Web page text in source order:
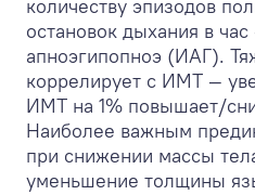
количеству эпизодов
остановок дыхания в
апноэгипопноэ (ИАГ).
коррелирует с ИМТ —
ИМТ на 1% повышает/
Наиболее важным
при снижении массы
уменьшение толщины